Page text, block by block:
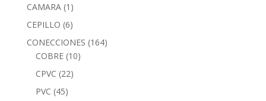
CAMARA (1)
CEPILLO (6)
CONECCIONES (164)
COBRE (10)
CPVC (22)
PVC (45)